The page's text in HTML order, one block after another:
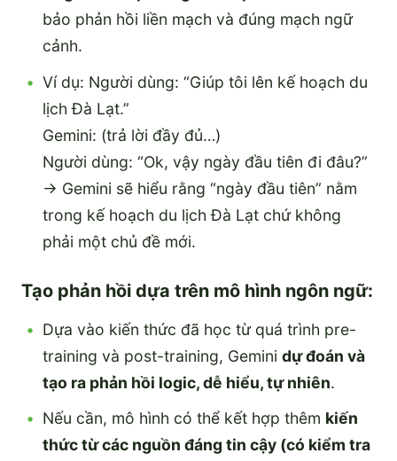
bảo phản hồi liền mạch và đúng mạch ngữ
cảnh.
Ví dụ: Người dùng: “Giúp tôi lên kế hoạch du
lịch Đà Lạt.”
Gemini: (trả lời đầy đủ…)
Người dùng: “Ok, vậy ngày đầu tiên đi đâu?”
→ Gemini sẽ hiểu rằng “ngày đầu tiên” nằm
trong kế hoạch du lịch Đà Lạt chứ không
phải một chủ đề mới.
Tạo phản hồi dựa trên mô hình ngôn ngữ:
Dựa vào kiến thức đã học từ quá trình pre-
training và post-training, Gemini dự đoán và
tạo ra phản hồi logic, dễ hiểu, tự nhiên.
Nếu cần, mô hình có thể kết hợp thêm kiến
thức từ các nguồn đáng tin cậy (có kiểm tra